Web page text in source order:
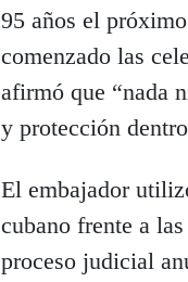
95 años el
comenzado las
afirmó que “nada
y protección
El embajador
cubano frente a
proceso judicial